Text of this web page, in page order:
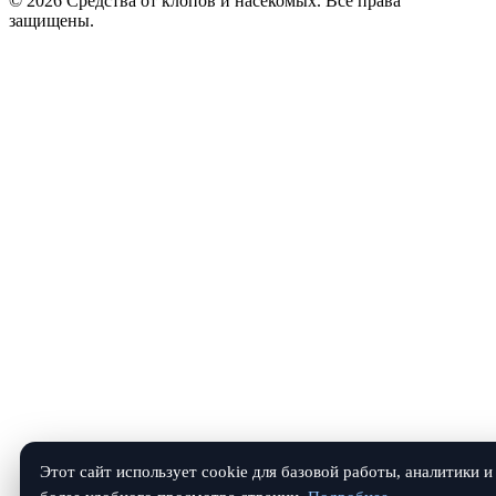
защищены.
Этот сайт использует cookie для базовой работы, аналитики и